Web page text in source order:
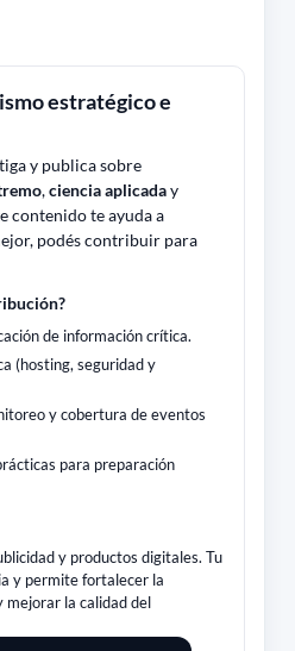
estratégico e
y publica sobre
,ciencia aplicaday
contenido te ayuda a
podés contribuir para
de información crítica.
(hosting, seguridad y
y cobertura de eventos
para preparación
y productos digitales. Tu
y permite fortalecer la
mejorar la calidad del